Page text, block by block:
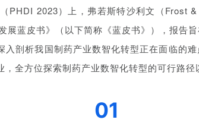
PHDI 2023）上，弗若斯特沙利文（Frost
展蓝皮书》（以下简称《蓝皮书》），报告
入剖析我国制药产业数智化转型正在面临的
全方位探索制药产业数智化转型的可行路径
01